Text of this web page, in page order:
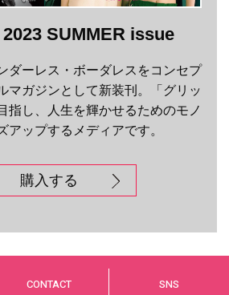
SUMMER issue
ダーレス・ボーダレスをコンセプ
マガジンとして新装刊。「グリッ
指し、人生を輝かせるためのモノ
アップするメディアです。
購入する
CONTACT SNS